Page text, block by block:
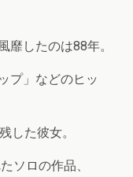
靡したのは88年。
プ」などのヒッ
した彼女。
ソロの作品、